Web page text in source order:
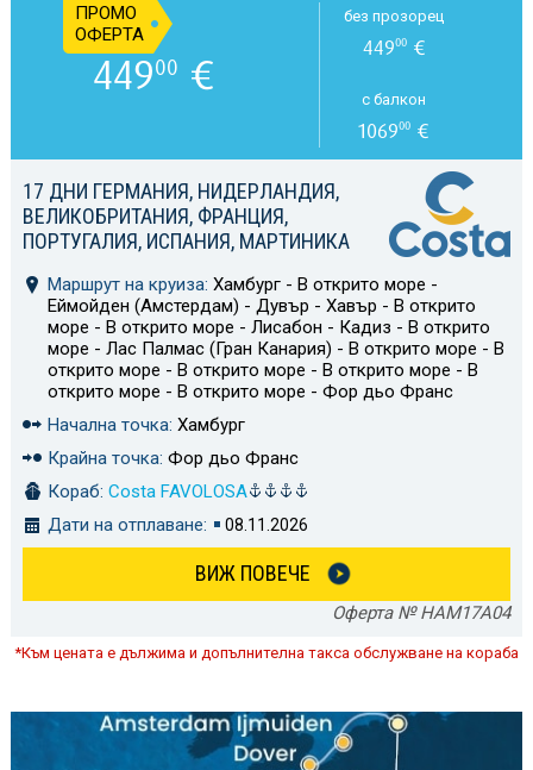
17 ДНИ ГЕРМАНИЯ, НИДЕРЛАНДИЯ,
ВЕЛИКОБРИТАНИЯ, ФРАНЦИЯ,
ПОРТУГАЛИЯ, ИСПАНИЯ, МАРТИНИКА
Маршрут на круиза: Хамбург - В открито море -
Еймойден (Амстердам) - Дувър - Хавър - В открито
море - В открито море - Лисабон - Кадиз - В открито
море - Лас Палмас (Гран Канария) - В открито море - В
открито море - В открито море - В открито море - В
открито море - В открито море - Фор дьо Франс
Начална точка: Хамбург
Крайна точка: Фор дьо Франс
Кораб: Costa FAVOLOSA
Дати на отплаване:
08.11.2026
ВИЖ ПОВЕЧЕ
Оферта № HAM17A04
44900 €
ПРОМО
ОФЕРТА
без прозорец
44900€
с балкон
106900 €
*Към цената е дължима и допълнителна такса обслужване на кораба